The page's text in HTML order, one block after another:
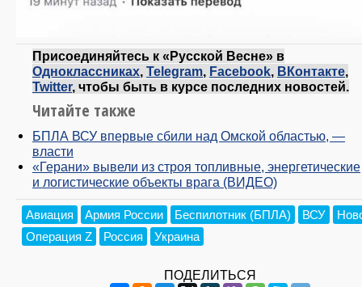
Присоединяйтесь к «Русской Весне» в
Одноклассниках, Telegram, Facebook, ВКонтакте,
Twitter, чтобы быть в курсе последних новостей.
Читайте также
БПЛА ВСУ впервые сбили над Омской областью, —
власти
«Герани» вывели из строя топливные, энергетические
и логистические объекты врага (ВИДЕО)
Авиация Армия России Беспилотник (БПЛА) ВСУ
Операция Z
Россия Украина
ПОДЕЛИТЬСЯ